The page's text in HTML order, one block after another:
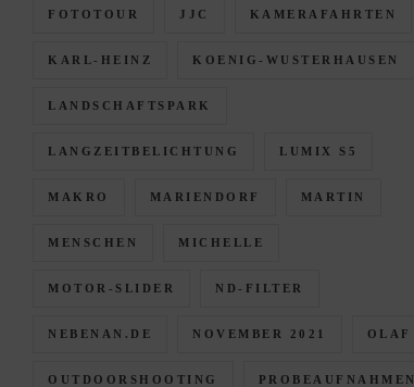
FOTOTOUR JJC KAMERAFAHRTEN
KARL-HEINZ KOENIG-WUSTERHAUSEN
LANDSCHAFTSPARK
LANGZEITBELICHTUNG LUMIX S5
MAKRO MARIENDORF MARTIN
MENSCHEN MICHELLE
MOTOR-SLIDER ND-FILTER
NEBENAN.DE NOVEMBER 2021 OLAF
OUTDOORSHOOTING PROBEAUFNAHMEN